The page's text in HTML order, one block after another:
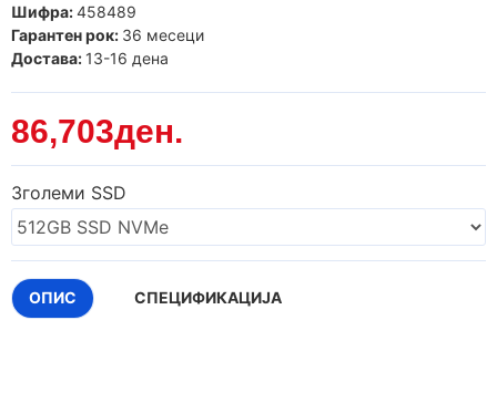
86,703ден.
Шифра:458489
Гарантен рок: 36 месеци
Достава: 13-16 дена
Зголеми SSD
ОПИС СПЕЦИФИКАЦИЈА